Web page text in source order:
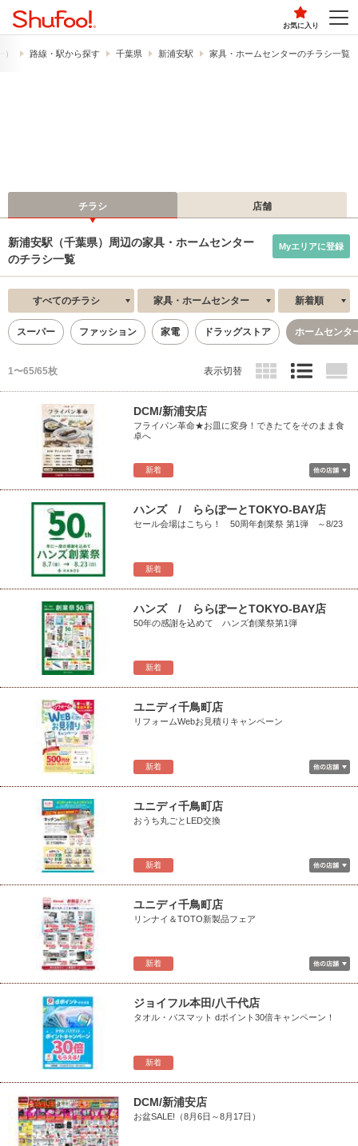
お気に入り
路線・駅から探す 千葉県 新浦安駅 家具・ホームセンターのチラシ一覧
チラシ 店舗
新浦安駅（千葉県）周辺の家具・ホームセンター
のチラシ一覧
Myエリアに登録
すべてのチラシ 家具・ホームセンター 新着順
スーパー ファッション 家電 ドラッグストア ホームセンタ
1〜65/65枚 表示切替
新着
DCM/新浦安店
フライパン革命★お皿に変身！できたてをそのまま食
卓へ
新着
ハンズ / ららぽーとTOKYO-BAY店
セール会場はこちら！ 50周年創業祭 第1弾 ～8/23
新着
ハンズ / ららぽーとTOKYO-BAY店
50年の感謝を込めて ハンズ創業祭第1弾
新着
ユニディ千鳥町店
リフォームWebお見積りキャンペーン
新着
ユニディ千鳥町店
おうち丸ごとLED交換
新着
ユニディ千鳥町店
リンナイ＆TOTO新製品フェア
新着
ジョイフル本田/八千代店
タオル・バスマット dポイント30倍キャンペーン！
DCM/新浦安店
お盆SALE!（8月6日～8月17日）